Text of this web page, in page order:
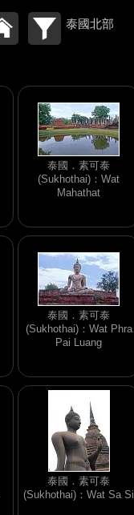
泰國北部
泰國．素可泰
(Sukhothai)：Wat
Mahathat
泰國．素可泰
(Sukhothai)：Wat Phra
Pai Luang
泰國．素可泰
(Sukhothai)：Wat Sa Si